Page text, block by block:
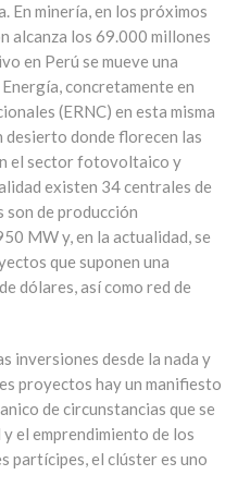
En minería, en los próximos
alcanza los 69.000 millones
en Perú se mueve una
concretamente en
(ERNC) en esta misma
desierto donde florecen las
el sector fotovoltaico y
existen 34 centrales de
son de producción
MW y, en la actualidad, se
que suponen una
dólares, así como red de
inversiones desde la nada y
proyectos hay un manifiesto
de circunstancias que se
el emprendimiento de los
partícipes, el clúster es uno